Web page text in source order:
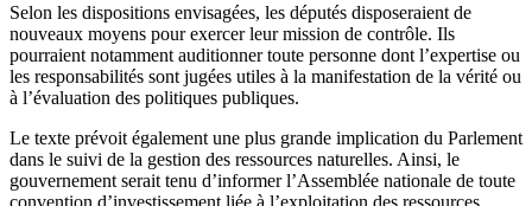
Selon les dispositions envisagées, les députés disposeraient de
nouveaux moyens pour exercer leur mission de contrôle. Ils
pourraient notamment auditionner toute personne dont l’expertise ou
les responsabilités sont jugées utiles à la manifestation de la vérité ou
à l’évaluation des politiques publiques.
Le texte prévoit également une plus grande implication du Parlement
dans le suivi de la gestion des ressources naturelles. Ainsi, le
gouvernement serait tenu d’informer l’Assemblée nationale de toute
convention d’investissement liée à l’exploitation des ressources